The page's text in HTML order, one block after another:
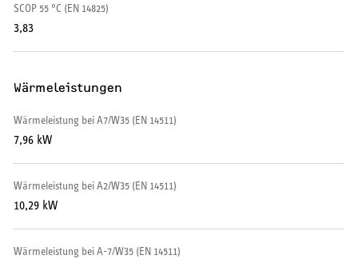
SCOP 55 °C (EN 14825)
3,83
Wärmeleistungen
Wärmeleistung bei A7/W35 (EN 14511)
7,96 kW
Wärmeleistung bei A2/W35 (EN 14511)
10,29 kW
Wärmeleistung bei A-7/W35 (EN 14511)